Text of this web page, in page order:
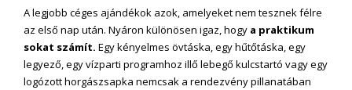
A legjobb céges ajándékok azok, amelyeket nem tesznek félre
az első nap után. Nyáron különösen igaz, hogy a praktikum
sokat számít. Egy kényelmes övtáska, egy hűtőtáska, egy
legyező, egy vízparti programhoz illő lebegő kulcstartó vagy egy
logózott horgászsapka nemcsak a rendezvény pillanatában